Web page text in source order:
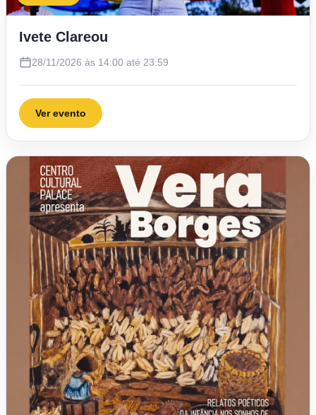
Ivete Clareou
28/11/2026 às 14:00 até 23:59
Ver evento